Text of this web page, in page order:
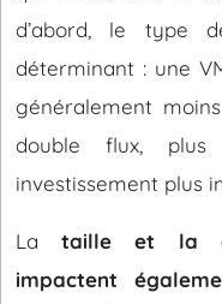
d’abord, le type
déterminant : une
généralement
double flux, plus
investissement plus
Lataille et la
impactent